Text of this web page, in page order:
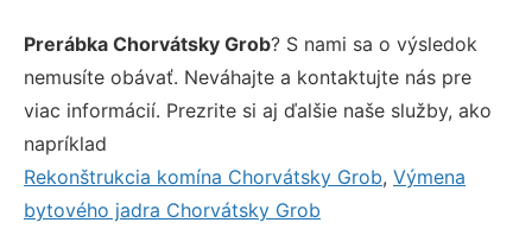
Prerábka Chorvátsky Grob? S nami sa o výsledok
nemusíte obávať. Neváhajte a kontaktujte nás pre
viac informácií. Prezrite si aj ďalšie naše služby, ako
napríklad
Rekonštrukcia komína Chorvátsky Grob, Výmena
bytového jadra Chorvátsky Grob